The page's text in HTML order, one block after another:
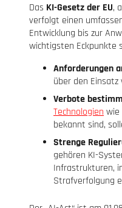
Das KI-Gesetz der EU,
verfolgt einen
Entwicklung bis zur
wichtigsten Eckpunkte
Anforderungen
über den
Verbote
Technologien wie
bekannt sind,
Strenge
gehören KI-
Infrastrukturen,
Strafverfolgung